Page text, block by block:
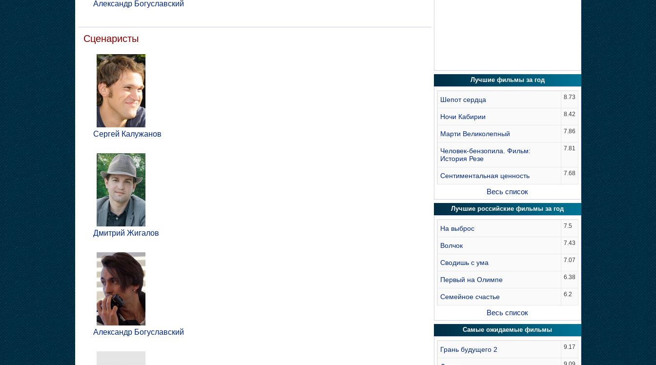
Александр Богуславский
Сценаристы
Сергей Калужанов
Дмитрий Жигалов
Александр Богуславский
Лучшие фильмы за год
Шепот сердца 8.73
Ночи Кабирии 8.42
Марти Великолепный 7.86
Человек-бензопила. Фильм:
История Резе
7.81
Сентиментальная ценность 7.68
Весь список
Лучшие российские фильмы за год
На выброс 7.5
Волчок 7.43
Сводишь с ума 7.07
Первый на Олимпе 6.38
Семейное счастье 6.2
Весь список
Самые ожидаемые фильмы
Грань будущего 2 9.17